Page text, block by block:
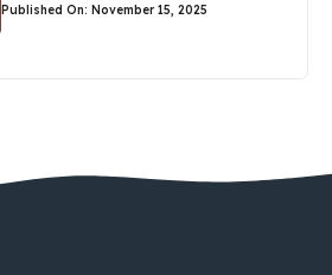
Published On: November 15, 2025